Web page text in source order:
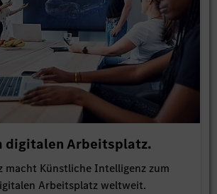
digitalen Arbeitsplatz.
macht Künstliche Intelligenz zum
Arbeitsplatz weltweit.